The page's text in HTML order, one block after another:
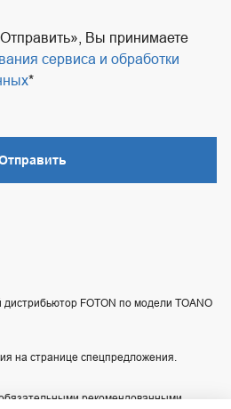
Вы принимаете
сервиса и обработки
FOTON по модели TOANO
на странице спецпредложения.
рекомендованными